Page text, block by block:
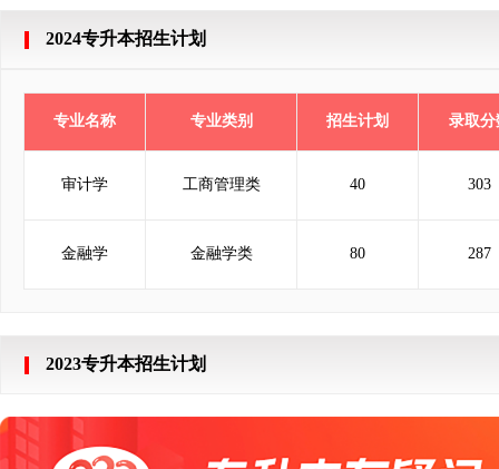
2024专升本招生计划
专业名称 专业类别 招生计划 录取分
审计学 工商管理类 40 303
金融学 金融学类 80 287
2023专升本招生计划